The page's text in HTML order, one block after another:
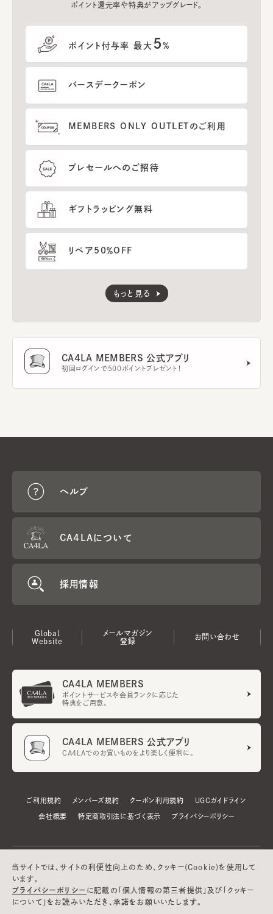
ポイント還元率や特典がアップグレード。
ポイント付与率 最大 5%
バースデークーポン
MEMBERS ONLY OUTLETのご利用
プレセールへのご招待
ギフトラッピング無料
リペア50％OFF
もっと見る
CA4LA MEMBERS 公式アプリ
初回ログインで500ポイントプレゼント！
ヘルプ
CA4LAについて
採用情報
Global
Website
メールマガジン
登録
お問い合わせ
CA4LA MEMBERS
ポイントサービスや会員ランクに応じた
特典をご用意。
CA4LA MEMBERS 公式アプリ
CA4LAでのお買いものをより楽しく便利に。
ご利用規約 メンバーズ規約 クーポン利用規約 UGCガイドライン
会社概要 特定商取引法に基づく表示 プライバシーポリシー
当サイトでは、サイトの利便性向上のため、クッキー(Cookie)を使用して
います。
プライバシーポリシー に記載の「個人情報の第三者提供」及び「クッキー
について」をお読みいただき、承諾をお願いいたします。